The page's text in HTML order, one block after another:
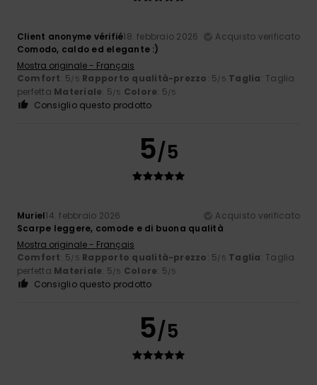
Client anonyme vérifié18. febbraio 2026
Acquisto verificato
Comodo, caldo ed elegante :)
Mostra originale - Français
Comfort: 5/5 Rapporto qualità-prezzo: 5/5 Taglia: Taglia
perfetta Materiale: 5/5 Colore: 5/5
Consiglio questo prodotto
5/5
Muriel14. febbraio 2026
Acquisto verificato
Scarpe leggere, comode e di buona qualità
Mostra originale - Français
Comfort: 5/5 Rapporto qualità-prezzo: 5/5 Taglia: Taglia
perfetta Materiale: 5/5 Colore: 5/5
Consiglio questo prodotto
5/5